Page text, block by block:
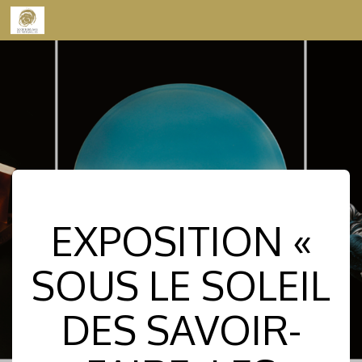
Skip to content
EXPOSITION «
SOUS LE SOLEIL
DES SAVOIR-